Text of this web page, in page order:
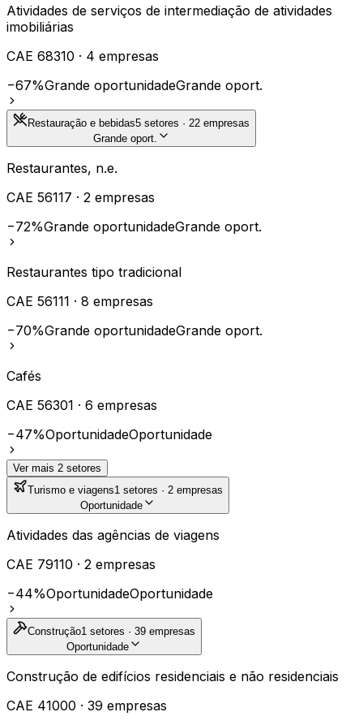
Atividades de serviços de intermediação de atividades
imobiliárias
CAE 68310 · 4 empresas
−67%Grande oportunidadeGrande oport.
Restauração e bebidas5 setores · 22 empresas
Grande oport.
Restaurantes, n.e.
CAE 56117 · 2 empresas
−72%Grande oportunidadeGrande oport.
Restaurantes tipo tradicional
CAE 56111 · 8 empresas
−70%Grande oportunidadeGrande oport.
Cafés
CAE 56301 · 6 empresas
−47%OportunidadeOportunidade
Ver mais 2 setores
Turismo e viagens1 setores · 2 empresas
Oportunidade
Atividades das agências de viagens
CAE 79110 · 2 empresas
−44%OportunidadeOportunidade
Construção1 setores · 39 empresas
Oportunidade
Construção de edifícios residenciais e não residenciais
CAE 41000 · 39 empresas